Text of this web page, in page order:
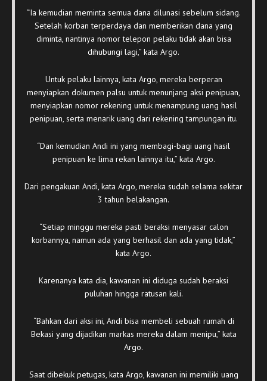
“Ia kemudian meminta semua dana dilunasi sebelum sidang.
Setelah korban terperdaya dan memberikan dana yang
diminta, nantinya nomor telepon pelaku tidak akan bisa
dihubungi lagi,” kata Argo.
Untuk pelaku lainnya, kata Argo, mereka berperan
menyiapkan dokumen palsu untuk menunjang aksi penipuan,
menyiapkan nomor rekening untuk menampung uang hasil
penipuan, serta menarik uang dari rekening tampungan itu.
“Dan kemudian Andi ini yang membagi-bagi uang hasil
penipuan ke lima rekan lainnya itu,” kata Argo.
Dari pengakuan Andi, kata Argo, mereka sudah selama sekitar
3 tahun belakangan.
“Setiap minggu mereka pasti beraksi menyasar calon
korbannya, namun ada yang berhasil dan ada yang tidak,”
kata Argo.
Karenanya kata dia, kawanan ini diduga sudah beraksi
puluhan hingga ratusan kali.
“Bahkan dari aksi ini, Andi bisa membeli sebuah rumah di
Bekasi yang dijadikan markas mereka dalam menipu,” kata
Argo.
Saat dibekuk petugas, kata Argo, kawanan ini memiliki uang